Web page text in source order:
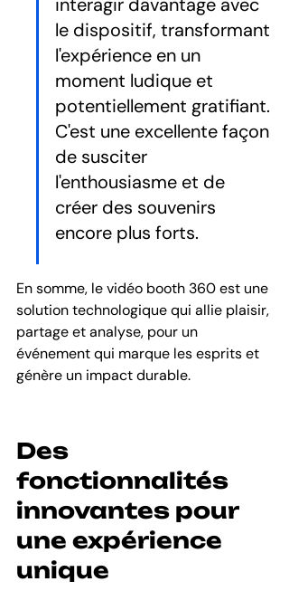
le dispositif, transformant
l'expérience en un
moment ludique et
potentiellement gratifiant.
C'est une excellente façon
de susciter
l'enthousiasme et de
créer des souvenirs
encore plus forts.
En somme, le vidéo booth 360 est une
solution technologique qui allie plaisir,
partage et analyse, pour un
événement qui marque les esprits et
génère un impact durable.
Des
fonctionnalités
innovantes pour
une expérience
unique